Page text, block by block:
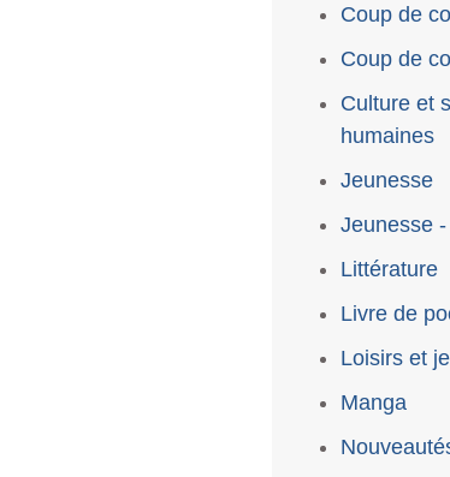
Coup de
Coup de
Culture et
humaines
Jeunesse
Jeunesse
Littérature
Livre de
Loisirs et
Manga